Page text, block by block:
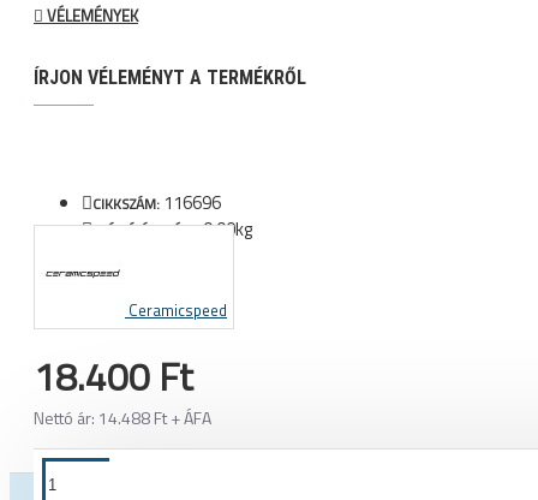
VÉLEMÉNYEK
ÍRJON VÉLEMÉNYT A TERMÉKRŐL
CIKKSZÁM: 116696
SZÁLLÍTÁSI SÚLY:0.00kg
Ceramicspeed
18.400 Ft
Nettó ár: 14.488 Ft + ÁFA